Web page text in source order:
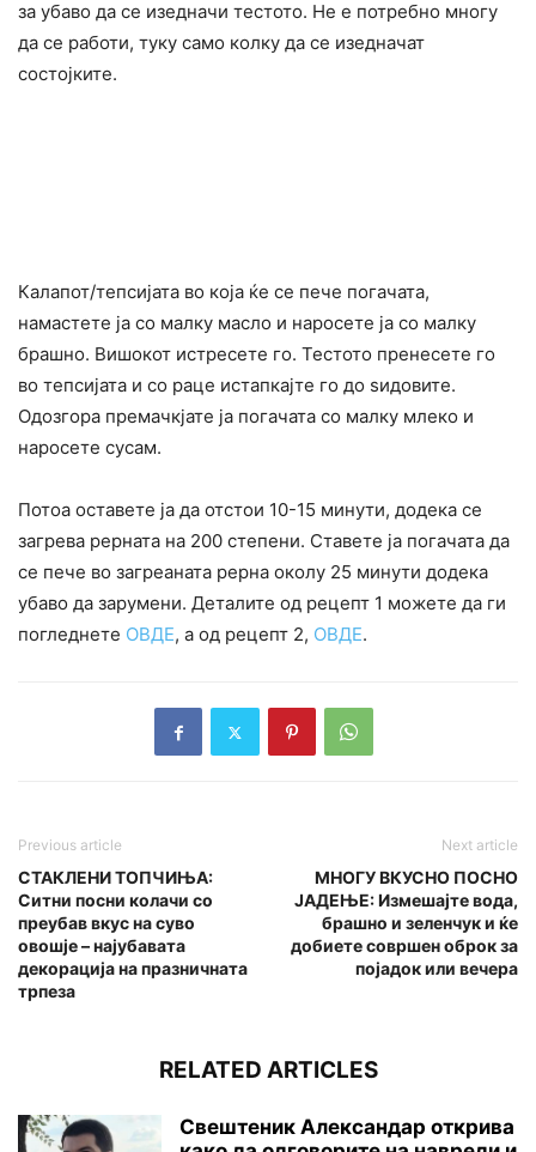
за убаво да се изедначи тестото. Не е потребно многу
да се работи, туку само колку да се изедначат
состојките.
Калапот/тепсијата во која ќе се пече погачата,
намастете ја со малку масло и наросете ја со малку
брашно. Вишокот истресете го. Тестото пренесете го
во тепсијата и со раце истапкајте го до ѕидовите.
Одозгора премачкјате ја погачата со малку млеко и
наросете сусам.
Потоа оставете ја да отстои 10-15 минути, додека се
загрева рерната на 200 степени. Ставете ја погачата да
се пече во загреаната рерна околу 25 минути додека
убаво да зарумени. Деталите од рецепт 1 можете да ги
погледнете ОВДЕ, а од рецепт 2, ОВДЕ.
Previous article
СТАКЛЕНИ ТОПЧИЊА:
Ситни посни колачи со
преубав вкус на суво
овошје – најубавата
декорација на празничната
трпеза
Next article
МНОГУ ВКУСНО ПОСНО
ЈАДЕЊЕ: Измешајте вода,
брашно и зеленчук и ќе
добиете совршен оброк за
појадок или вечера
RELATED ARTICLES
Свештеник Александар открива